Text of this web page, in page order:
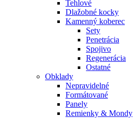
Tehlové
Dlažobné kocky
Kamenný koberec
Sety
Penetrácia
Spojivo
Regenerácia
Ostatné
Obklady
Nepravidelné
Formátované
Panely
Remienky & Mondy